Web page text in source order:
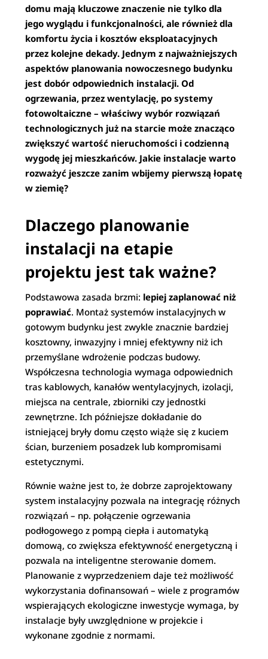
domu mają kluczowe znaczenie nie tylko dla
jego wyglądu i funkcjonalności, ale również dla
komfortu życia i kosztów eksploatacyjnych
przez kolejne dekady. Jednym z najważniejszych
aspektów planowania nowoczesnego budynku
jest dobór odpowiednich instalacji. Od
ogrzewania, przez wentylację, po systemy
fotowoltaiczne – właściwy wybór rozwiązań
technologicznych już na starcie może znacząco
zwiększyć wartość nieruchomości i codzienną
wygodę jej mieszkańców. Jakie instalacje warto
rozważyć jeszcze zanim wbijemy pierwszą łopatę
w ziemię?
Dlaczego planowanie
instalacji na etapie
projektu jest tak ważne?
Podstawowa zasada brzmi: lepiej zaplanować niż
poprawiać. Montaż systemów instalacyjnych w
gotowym budynku jest zwykle znacznie bardziej
kosztowny, inwazyjny i mniej efektywny niż ich
przemyślane wdrożenie podczas budowy.
Współczesna technologia wymaga odpowiednich
tras kablowych, kanałów wentylacyjnych, izolacji,
miejsca na centrale, zbiorniki czy jednostki
zewnętrzne. Ich późniejsze dokładanie do
istniejącej bryły domu często wiąże się z kuciem
ścian, burzeniem posadzek lub kompromisami
estetycznymi.
Równie ważne jest to, że dobrze zaprojektowany
system instalacyjny pozwala na integrację różnych
rozwiązań – np. połączenie ogrzewania
podłogowego z pompą ciepła i automatyką
domową, co zwiększa efektywność energetyczną i
pozwala na inteligentne sterowanie domem.
Planowanie z wyprzedzeniem daje też możliwość
wykorzystania dofinansowań – wiele z programów
wspierających ekologiczne inwestycje wymaga, by
instalacje były uwzględnione w projekcie i
wykonane zgodnie z normami.